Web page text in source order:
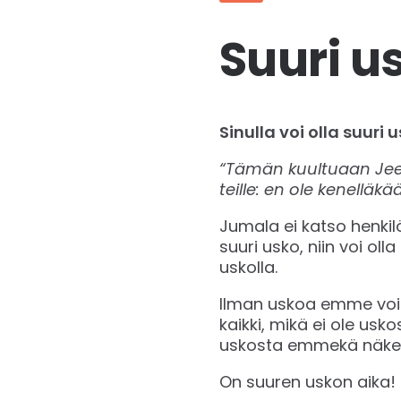
Suuri
Sinulla voi olla suuri
“Tämän kuultuaan
teille: en ole
Jumala ei katso
suuri usko, niin voi
uskolla.
Ilman uskoa emme
kaikki, mikä ei ole
uskosta emmekä
On suuren uskon aika!